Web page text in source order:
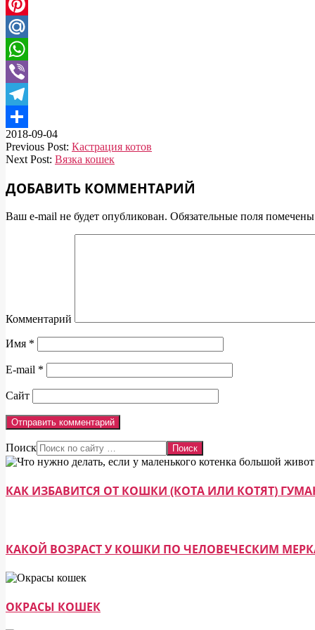
Twitter
Pinterest
Mail.Ru
WhatsApp
Viber
Telegram
Отправить
2018-09-04
Previous Post: Кастрация котов
Next Post: Вязка кошек
ДОБАВИТЬ КОММЕНТАРИЙ
Ваш e-mail не будет опубликован. Обязательные поля помечены
Комментарий
Имя *
E-mail *
Сайт
Поиск
КАК ИЗБАВИТСЯ ОТ КОШКИ (КОТА ИЛИ КОТЯТ)
КАКОЙ ВОЗРАСТ У КОШКИ ПО ЧЕЛОВЕЧЕСКИМ
ОКРАСЫ КОШЕК